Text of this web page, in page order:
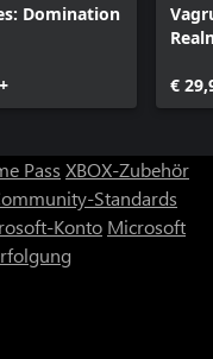
Domination
€
Pass XBOX-Zubehör
Standards
Konto Microsoft